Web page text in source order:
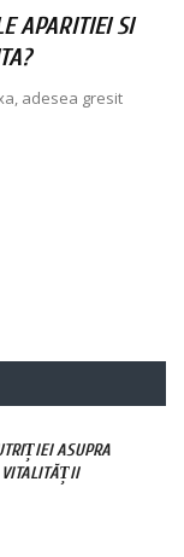
APARITIEI SI
adesea gresit
ASUPRA